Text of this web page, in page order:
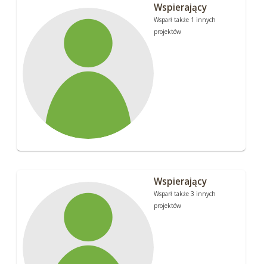
Wspierający
Wsparł także 1 innych
projektów
Wspierający
Wsparł także 3 innych
projektów